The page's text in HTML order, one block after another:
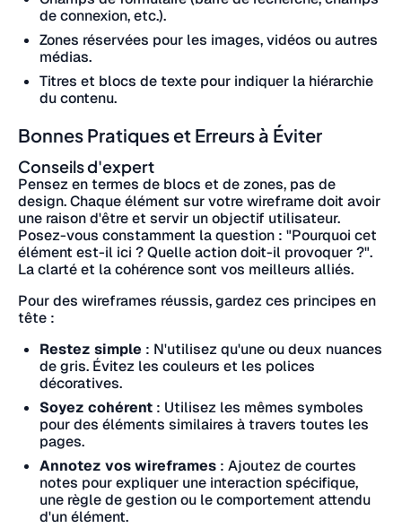
de connexion, etc.).
Zones réservées pour les images, vidéos ou autres
médias.
Titres et blocs de texte pour indiquer la hiérarchie
du contenu.
Bonnes Pratiques et Erreurs à Éviter
Conseils d'expert
Pensez en termes de blocs et de zones, pas de
design. Chaque élément sur votre wireframe doit avoir
une raison d'être et servir un objectif utilisateur.
Posez-vous constamment la question : "Pourquoi cet
élément est-il ici ? Quelle action doit-il provoquer ?".
La clarté et la cohérence sont vos meilleurs alliés.
Pour des wireframes réussis, gardez ces principes en
tête :
Restez simple : N'utilisez qu'une ou deux nuances
de gris. Évitez les couleurs et les polices
décoratives.
Soyez cohérent : Utilisez les mêmes symboles
pour des éléments similaires à travers toutes les
pages.
Annotez vos wireframes : Ajoutez de courtes
notes pour expliquer une interaction spécifique,
une règle de gestion ou le comportement attendu
d'un élément.